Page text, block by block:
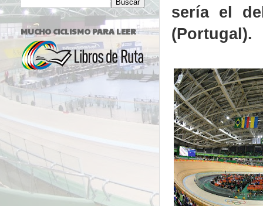
sería el
(Portugal).
MUCHO CICLISMO PARA LEER